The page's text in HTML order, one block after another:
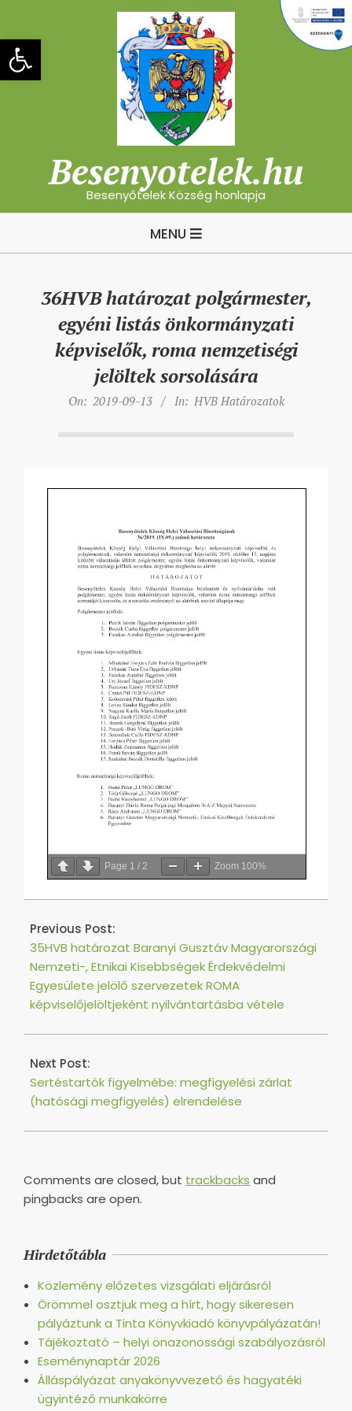
Eszköztár megnyitása
content
Besenyotelek.hu
Besenyőtelek Község honlapja
MENU
36HVB határozat polgármester,
egyéni listás önkormányzati
képviselők, roma nemzetiségi
jelöltek sorsolására
On: 2019-09-13 In: HVB Határozatok
Page 1 / 2 Zoom 100%
2019-
13
Previous Post:
35HVB határozat Baranyi Gusztáv Magyarországi
Nemzeti-, Etnikai Kisebbségek Érdekvédelmi
Egyesülete jelölő szervezetek ROMA
képviselőjelöltjeként nyilvántartásba vétele
Next Post:
Sertéstartók figyelmébe: megfigyelési zárlat
(hatósági megfigyelés) elrendelése
Comments are closed, but trackbacks and
pingbacks are open.
Hirdetőtábla
Közlemény előzetes vizsgálati eljárásról
Örömmel osztjuk meg a hírt, hogy sikeresen
pályáztunk a Tinta Könyvkiadó könyvpályázatán!
Tájékoztató – helyi önazonossági szabályozásról
Eseménynaptár 2026
Álláspályázat anyakönyvvezető és hagyatéki
ügyintéző munkakörre